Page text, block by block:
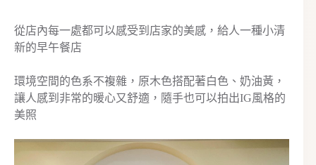
從店內每一處都可以感受到店家的美感，給人一種小清
新的早午餐店
環境空間的色系不複雜，原木色搭配著白色、奶油黃，
讓人感到非常的暖心又舒適，隨手也可以拍出IG風格的
美照